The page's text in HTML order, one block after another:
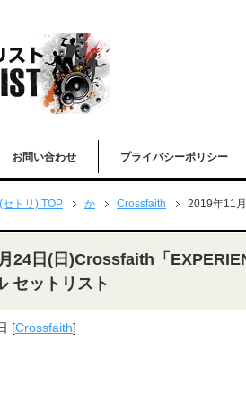
お問い合わせ プライバシーポリシー
トリ) TOP か Crossfaith 2019年11
24日(日)Crossfaith「
セットリスト
[Crossfaith]